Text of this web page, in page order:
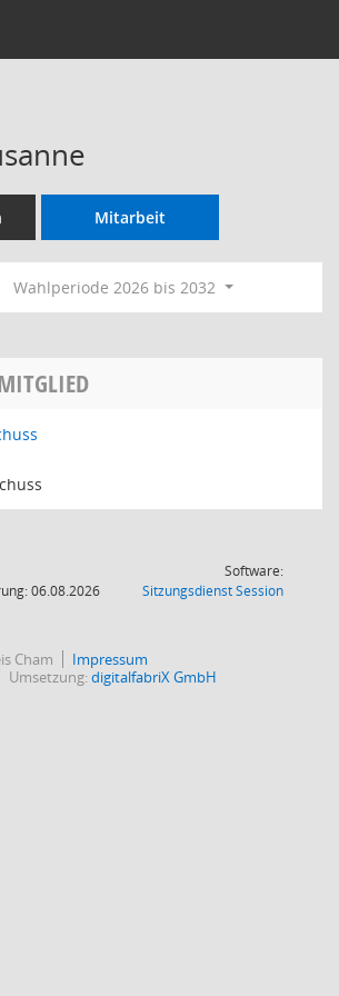
Mitarbeit
Wahlperiode 2026 bis 2032
06.08.2026
Software:
SitzungsdienstSession(Wird in
Cham
Impressum
Umsetzung:digitalfabriX GmbH